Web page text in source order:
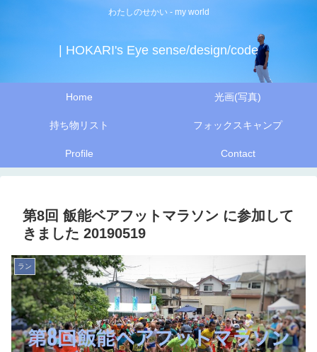
わたしのせかい - my world
| HOKARI's Eye sense/design/code
Home 光画(写真)
持ち物リスト フォックスキャンプ
Profile Contact
第8回 飯能ベアフットマラソン に参加して
きました 20190519
ラン